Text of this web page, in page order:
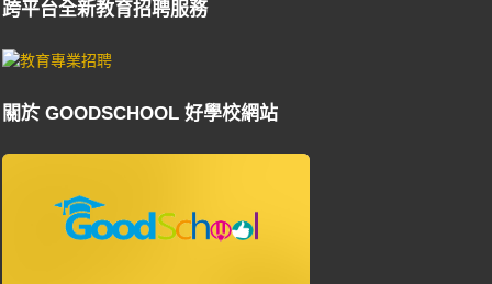
跨平台全新教育招聘服務
關於 GOODSCHOOL 好學校網站